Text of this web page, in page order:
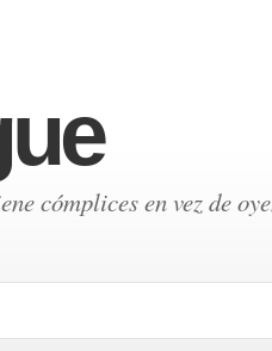
cómplices en vez de